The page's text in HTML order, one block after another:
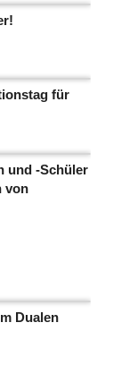
für
und -Schüler
von
Dualen